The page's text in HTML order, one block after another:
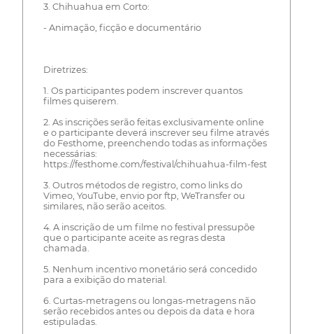
3. Chihuahua em Corto:
- Animação, ficção e documentário
Diretrizes:
1. Os participantes podem inscrever quantos
filmes quiserem.
2. As inscrições serão feitas exclusivamente online
e o participante deverá inscrever seu filme através
do Festhome, preenchendo todas as informações
necessárias:
https://festhome.com/festival/chihuahua-film-fest
3. Outros métodos de registro, como links do
Vimeo, YouTube, envio por ftp, WeTransfer ou
similares, não serão aceitos.
4. A inscrição de um filme no festival pressupõe
que o participante aceite as regras desta
chamada.
5. Nenhum incentivo monetário será concedido
para a exibição do material.
6. Curtas-metragens ou longas-metragens não
serão recebidos antes ou depois da data e hora
estipuladas.